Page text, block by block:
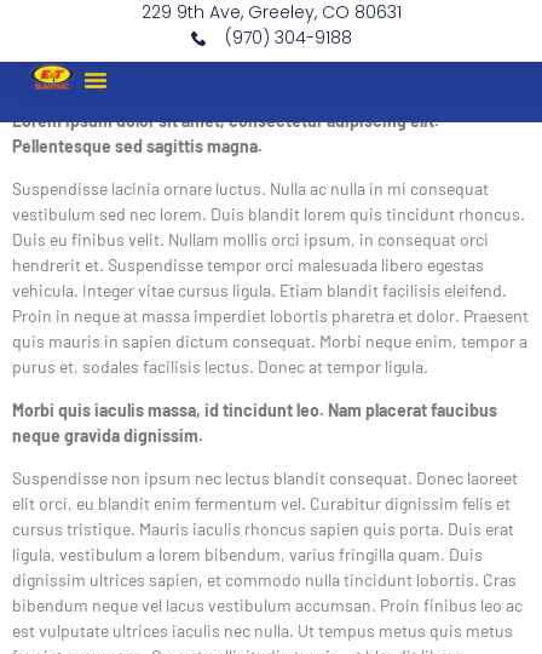
229 9th Ave, Greeley, CO 80631
(970) 304-9188
Lorem ipsum dolor sit amet, consectetur adipiscing elit.
Pellentesque sed sagittis magna.
Suspendisse lacinia ornare luctus. Nulla ac nulla in mi consequat
vestibulum sed nec lorem. Duis blandit lorem quis tincidunt rhoncus.
Duis eu finibus velit. Nullam mollis orci ipsum, in consequat orci
hendrerit et. Suspendisse tempor orci malesuada libero egestas
vehicula. Integer vitae cursus ligula. Etiam blandit facilisis eleifend.
Proin in neque at massa imperdiet lobortis pharetra et dolor. Praesent
quis mauris in sapien dictum consequat. Morbi neque enim, tempor a
purus et, sodales facilisis lectus. Donec at tempor ligula.
Morbi quis iaculis massa, id tincidunt leo. Nam placerat faucibus
neque gravida dignissim.
Suspendisse non ipsum nec lectus blandit consequat. Donec laoreet
elit orci, eu blandit enim fermentum vel. Curabitur dignissim felis et
cursus tristique. Mauris iaculis rhoncus sapien quis porta. Duis erat
ligula, vestibulum a lorem bibendum, varius fringilla quam. Duis
dignissim ultrices sapien, et commodo nulla tincidunt lobortis. Cras
bibendum neque vel lacus vestibulum accumsan. Proin finibus leo ac
est vulputate ultrices iaculis nec nulla. Ut tempus metus quis metus